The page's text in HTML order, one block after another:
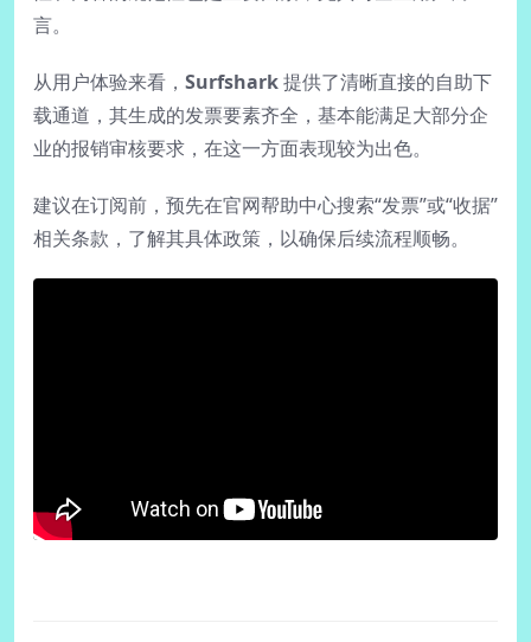
言。
从用户体验来看， Surfshark提供了清晰直接的自助下
载通道，其生成的发票要素齐全，基本能满足大部分企
业的报销审核要求，在这一方面表现较为出色。
建议在订阅前，预先在官网帮助中心搜索“发票”或“收据”
相关条款，了解其具体政策，以确保后续流程顺畅。